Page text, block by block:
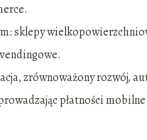
sklepy
zrównoważony rozwój,
płatności